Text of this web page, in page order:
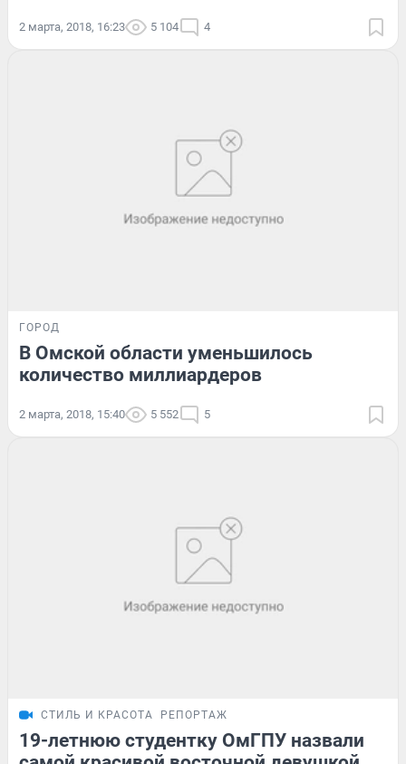
2 марта, 2018, 16:23 5 104 4
ГОРОД
В Омской области уменьшилось
количество миллиардеров
2 марта, 2018, 15:40 5 552 5
СТИЛЬ И КРАСОТА РЕПОРТАЖ
19-летнюю студентку ОмГПУ назвали